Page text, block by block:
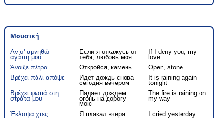
Μουσική
Αν σ' αρνηθώ
αγάπη μου
Если я откажусь от
тебя, любовь моя
If I deny you, my
love
Άνοιξε πέτρα
Откройся, камень
Open, stone
Βρέχει πάλι απόψε
Идет дождь снова
сегодня вечером
It is raining again
tonight
Βρέχει φωτιά στη
στράτα μου
Падает дождем
огонь на дорогу
мою
The fire is raining on
my way
Έκλαψα χτες Я плакал вчера
I cried yesterday